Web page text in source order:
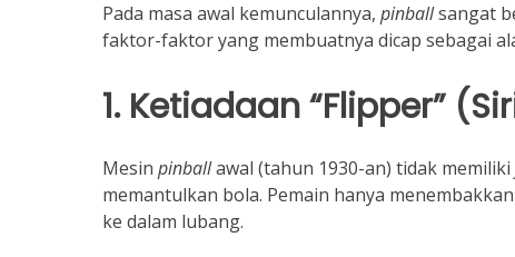
Pada masa awal kemunculannya, pinballsangat
faktor-faktor yang membuatnya dicap sebagai
1. Ketiadaan “Flipper”
Mesin pinballawal (tahun 1930-an) tidak memiliki
memantulkan bola. Pemain hanya
ke dalam lubang.